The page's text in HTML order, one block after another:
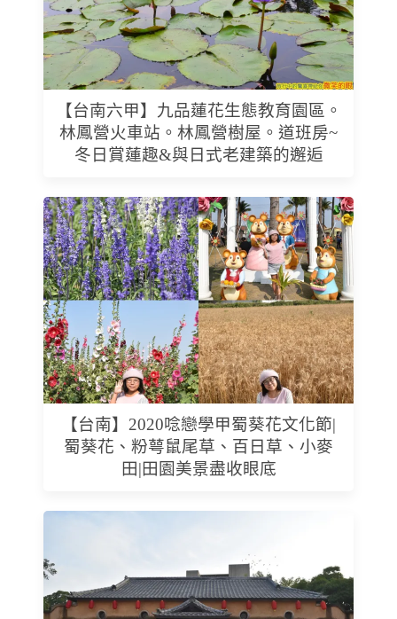
【台南六甲】九品蓮花生態教育園區。
林鳳營火車站。林鳳營樹屋。道班房~
冬日賞蓮趣&與日式老建築的邂逅
【台南】2020唸戀學甲蜀葵花文化節|
蜀葵花、粉萼鼠尾草、百日草、小麥
田|田園美景盡收眼底